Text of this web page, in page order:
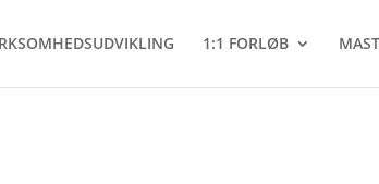
1:1 FORLØB